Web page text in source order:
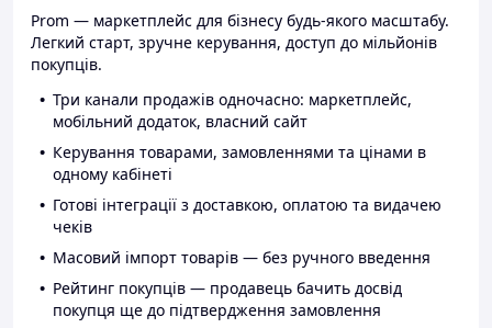
Prom — маркетплейс для бізнесу будь-якого масштабу.
Легкий старт, зручне керування, доступ до мільйонів
покупців.
Три канали продажів одночасно: маркетплейс,
мобільний додаток, власний сайт
Керування товарами, замовленнями та цінами в
одному кабінеті
Готові інтеграції з доставкою, оплатою та видачею
чеків
Масовий імпорт товарів — без ручного введення
Рейтинг покупців — продавець бачить досвід
покупця ще до підтвердження замовлення